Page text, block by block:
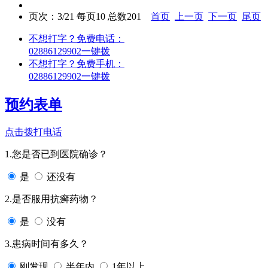
页次：3/21 每页10 总数201 首页 上一页 下一页 尾页
不想打字？免费电话：
02886129902一键拨
不想打字？免费手机：
02886129902一键拨
预约表单
点击拨打电话
1.您是否已到医院确诊？
是 还没有
2.是否服用抗癣药物？
是 没有
3.患病时间有多久？